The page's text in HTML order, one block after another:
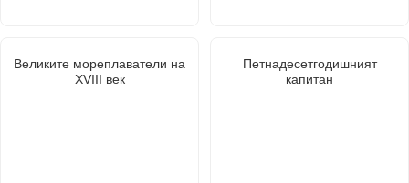
Великите мореплаватели на
XVIII век
Петнадесетгодишният
капитан